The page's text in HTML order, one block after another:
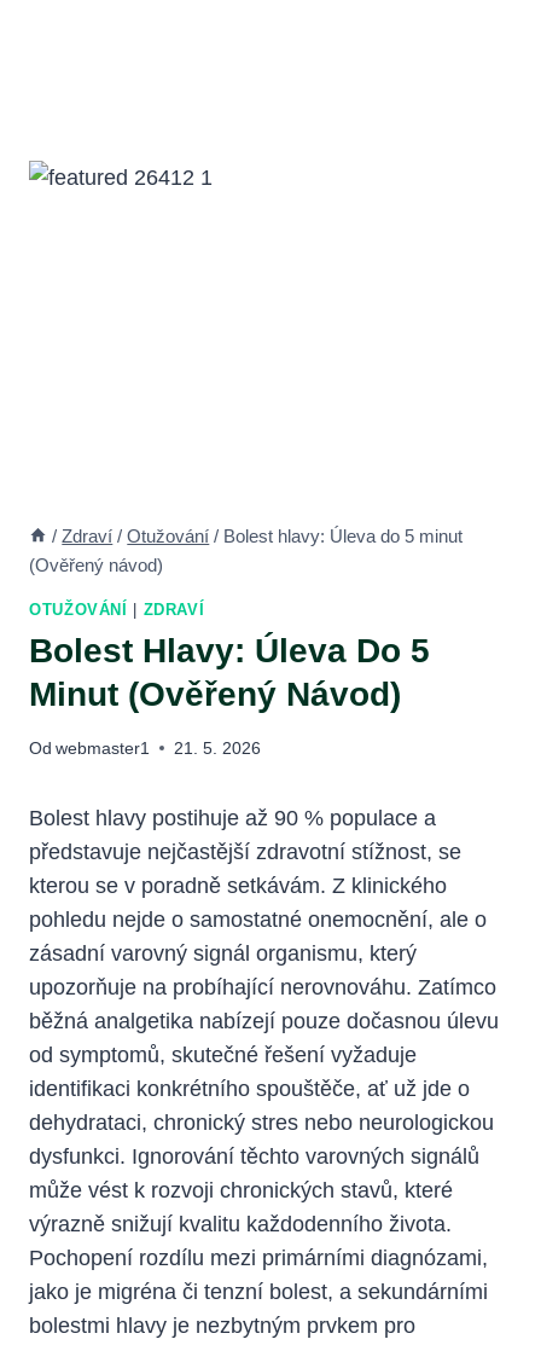
/ Zdraví / Otužování / Bolest hlavy: Úleva do 5 minut
(Ověřený návod)
OTUŽOVÁNÍ ZDRAVÍ
Bolest Hlavy: Úleva Do 5
Minut (Ověřený Návod)
Od webmaster1 21. 5. 2026
Bolest hlavy postihuje až 90 % populace a
představuje nejčastější zdravotní stížnost, se
kterou se v poradně setkávám. Z klinického
pohledu nejde o samostatné onemocnění, ale o
zásadní varovný signál organismu, který
upozorňuje na probíhající nerovnováhu. Zatímco
běžná analgetika nabízejí pouze dočasnou úlevu
od symptomů, skutečné řešení vyžaduje
identifikaci konkrétního spouštěče, ať už jde o
dehydrataci, chronický stres nebo neurologickou
dysfunkci. Ignorování těchto varovných signálů
může vést k rozvoji chronických stavů, které
výrazně snižují kvalitu každodenního života.
Pochopení rozdílu mezi primárními diagnózami,
jako je migréna či tenzní bolest, a sekundárními
bolestmi hlavy je nezbytným prvkem pro